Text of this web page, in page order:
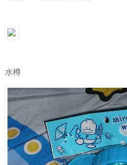
水樽